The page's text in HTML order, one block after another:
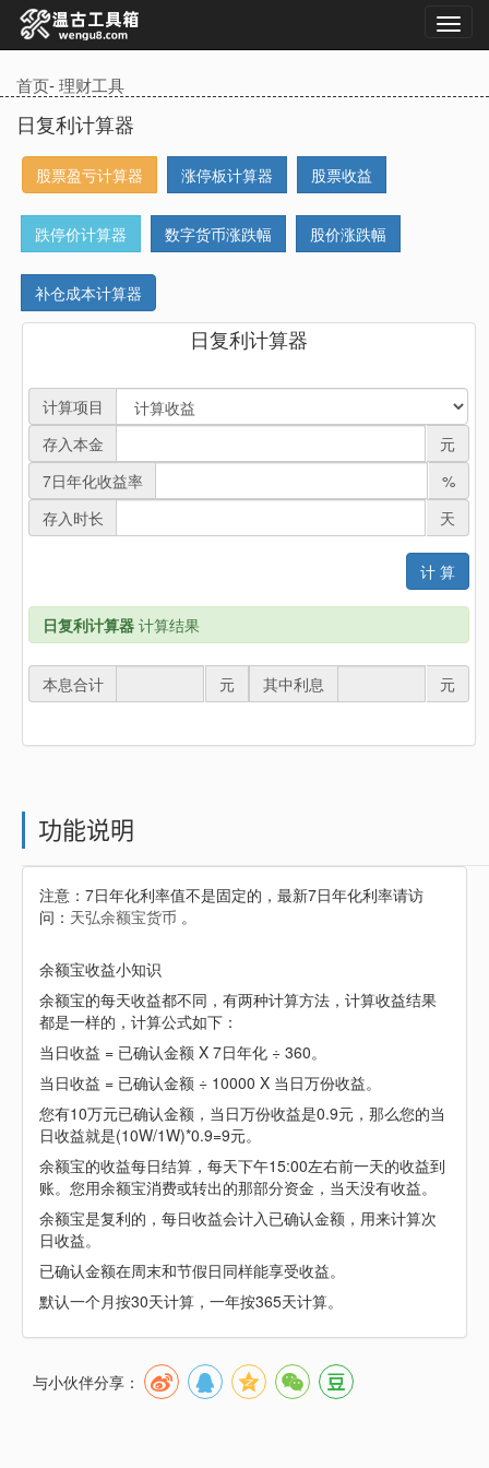
首页-理财工具
日复利计算器
股票盈亏计算器 涨停板计算器 股票收益
跌停价计算器 数字货币涨跌幅 股价涨跌幅
补仓成本计算器
日复利计算器
计算项目
存入本金
元
7日年化收益率
%
存入时长
天
计 算
日复利计算器 计算结果
本息合计 元 其中利息 元
功能说明
注意：7日年化利率值不是固定的，最新7日年化利率请访
问： 天弘余额宝货币 。
余额宝收益小知识
余额宝的每天收益都不同，有两种计算方法，计算收益结果
都是一样的，计算公式如下：
当日收益 = 已确认金额 X 7日年化 ÷ 360。
当日收益 = 已确认金额 ÷ 10000 X 当日万份收益。
您有10万元已确认金额，当日万份收益是0.9元，那么您的当
日收益就是(10W/1W)*0.9=9元。
余额宝的收益每日结算，每天下午15:00左右前一天的收益到
账。您用余额宝消费或转出的那部分资金，当天没有收益。
余额宝是复利的，每日收益会计入已确认金额，用来计算次
日收益。
已确认金额在周末和节假日同样能享受收益。
默认一个月按30天计算，一年按365天计算。
与小伙伴分享：